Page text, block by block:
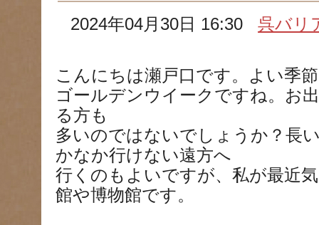
2024年04月30日 16:30呉バリ
こんにちは瀬戸口です。よい季
ゴールデンウイークですね。お
る方も
多いのではないでしょうか？長
かなか行けない遠方へ
行くのもよいですが、私が最近
館や博物館です。